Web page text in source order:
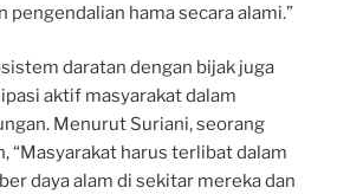
pengendalian hama secara alami.”
daratan dengan bijak juga
aktif masyarakat dalam
Menurut Suriani, seorang
“Masyarakat harus terlibat dalam
daya alam di sekitar mereka dan